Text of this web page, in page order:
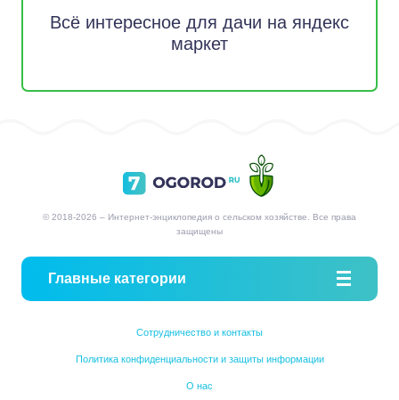
Всё интересное для дачи на яндекс
маркет
© 2018-2026 – Интернет-энциклопедия о сельском хозяйстве. Все права
защищены
Главные категории
Сотрудничество и контакты
Политика конфиденциальности и защиты информации
О нас